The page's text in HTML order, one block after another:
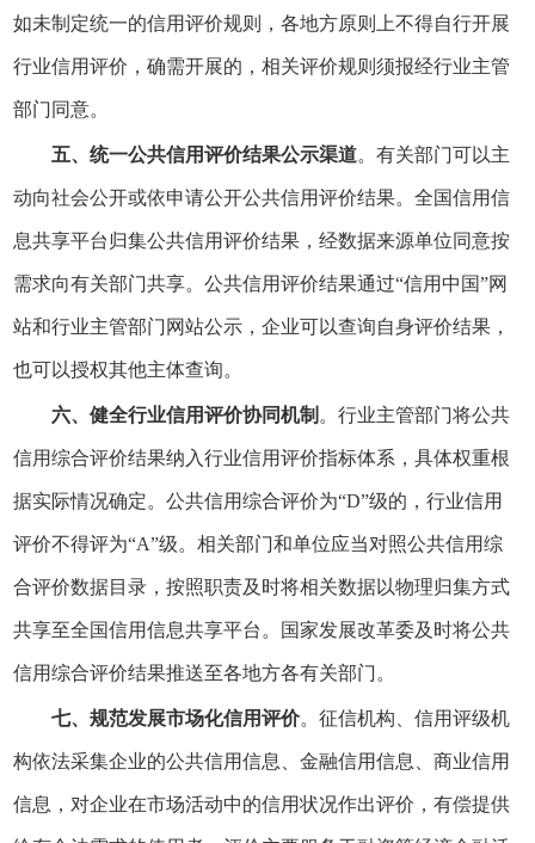
如未制定统一的信用评价规则，各地方原则上不得自行开展
行业信用评价，确需开展的，相关评价规则须报经行业主管
部门同意。
五、统一公共信用评价结果公示渠道。有关部门可以主
动向社会公开或依申请公开公共信用评价结果。全国信用信
息共享平台归集公共信用评价结果，经数据来源单位同意按
需求向有关部门共享。公共信用评价结果通过“信用中国”网
站和行业主管部门网站公示，企业可以查询自身评价结果，
也可以授权其他主体查询。
六、健全行业信用评价协同机制 。行业主管部门将公共
信用综合评价结果纳入行业信用评价指标体系，具体权重根
据实际情况确定。公共信用综合评价为“D”级的，行业信用
评价不得评为“A”级。相关部门和单位应当对照公共信用综
合评价数据目录，按照职责及时将相关数据以物理归集方式
共享至全国信用信息共享平台。国家发展改革委及时将公共
信用综合评价结果推送至各地方各有关部门。
七、规范发展市场化信用评价。征信机构、信用评级机
构依法采集企业的公共信用信息、金融信用信息、商业信用
信息，对企业在市场活动中的信用状况作出评价，有偿提供